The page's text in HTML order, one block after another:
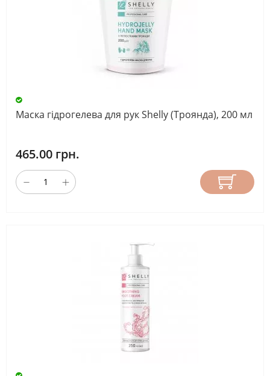
Маска гідрогелева для рук Shelly (Троянда), 200 мл
465.00 грн.